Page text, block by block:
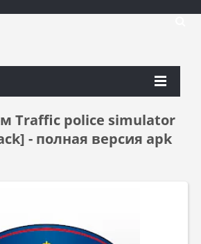
Traffic police simulator
- полная версия apk